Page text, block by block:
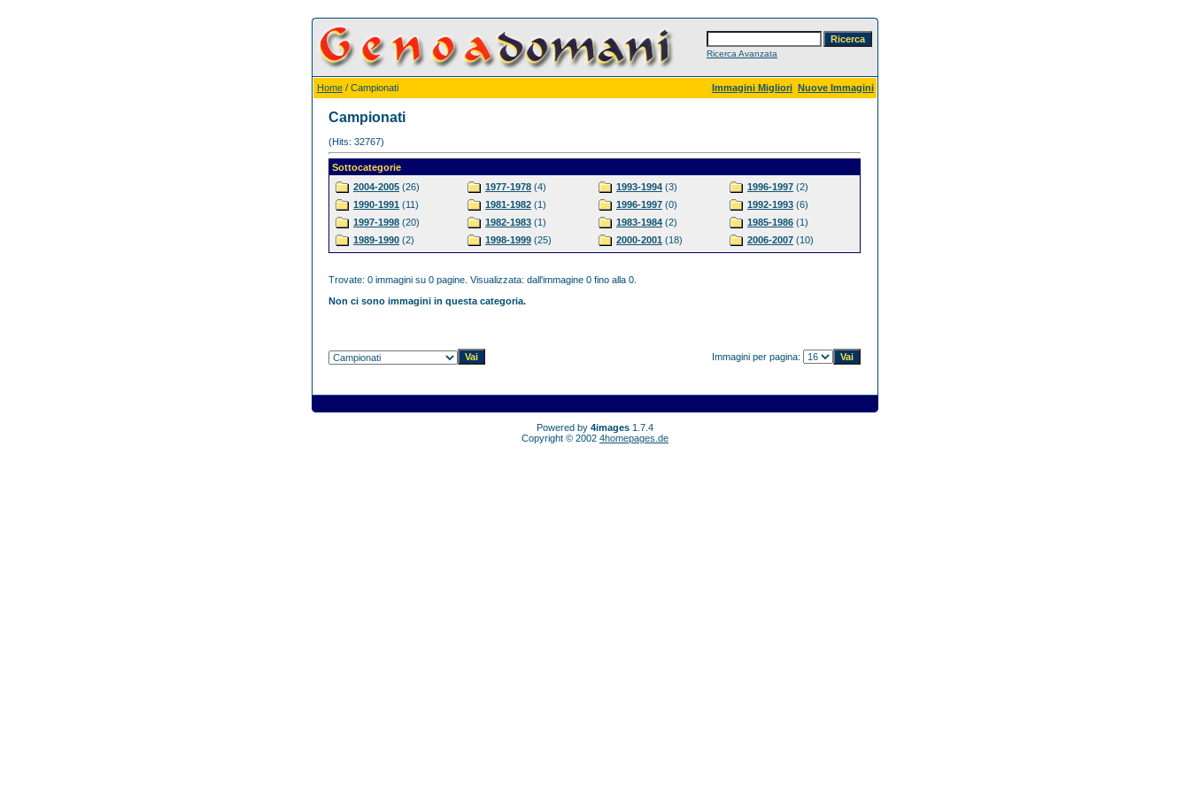
Ricerca Avanzata
Home / Campionati Immagini Migliori Nuove Immagini
Campionati
(Hits: 32767)
Sottocategorie
2004-2005 (26)
1990-1991 (11)
1997-1998 (20)
1989-1990 (2)
1977-1978 (4)
1981-1982 (1)
1982-1983 (1)
1998-1999 (25)
1993-1994 (3)
1996-1997 (0)
1983-1984 (2)
2000-2001 (18)
1996-1997 (2)
1992-1993 (6)
1985-1986 (1)
2006-2007 (10)
Trovate: 0 immagini su 0 pagine. Visualizzata: dall'immagine 0 fino alla 0.
Non ci sono immagini in questa categoria.
Immagini per pagina:
Powered by 4images 1.7.4
Copyright © 2002 4homepages.de